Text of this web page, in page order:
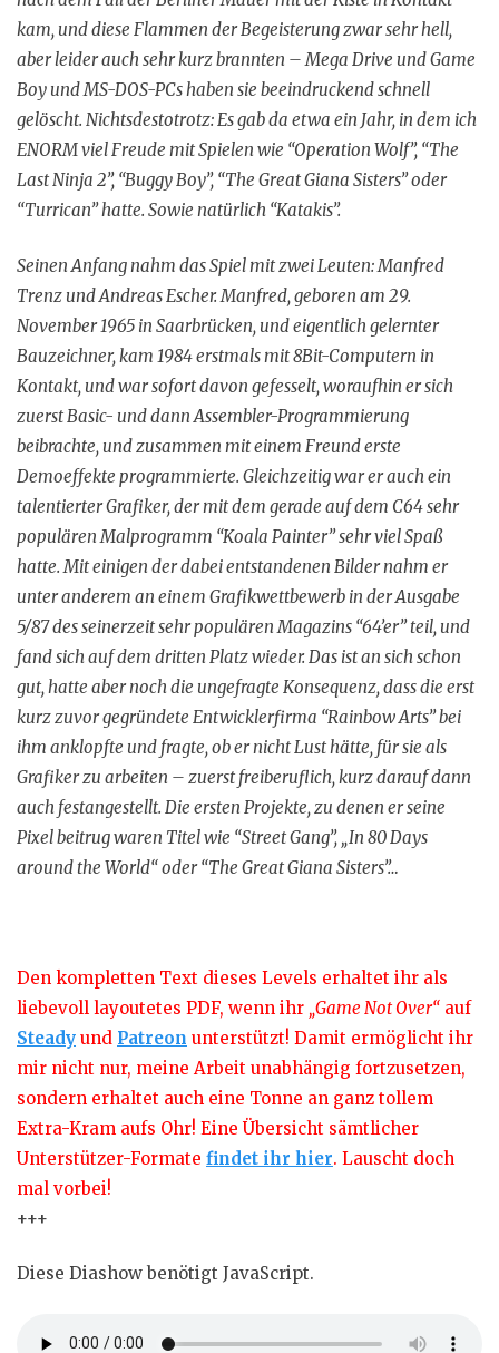
kam, und diese Flammen der Begeisterung zwar sehr hell,
aber leider auch sehr kurz brannten – Mega Drive und Game
Boy und MS-DOS-PCs haben sie beeindruckend schnell
gelöscht. Nichtsdestotrotz: Es gab da etwa ein Jahr, in dem ich
ENORM viel Freude mit Spielen wie “Operation Wolf”, “The
Last Ninja 2”, “Buggy Boy”, “The Great Giana Sisters” oder
“Turrican” hatte. Sowie natürlich “Katakis”.
Seinen Anfang nahm das Spiel mit zwei Leuten: Manfred
Trenz und Andreas Escher. Manfred, geboren am 29.
November 1965 in Saarbrücken, und eigentlich gelernter
Bauzeichner, kam 1984 erstmals mit 8Bit-Computern in
Kontakt, und war sofort davon gefesselt, woraufhin er sich
zuerst Basic- und dann Assembler-Programmierung
beibrachte, und zusammen mit einem Freund erste
Demoeffekte programmierte. Gleichzeitig war er auch ein
talentierter Grafiker, der mit dem gerade auf dem C64 sehr
populären Malprogramm “Koala Painter” sehr viel Spaß
hatte. Mit einigen der dabei entstandenen Bilder nahm er
unter anderem an einem Grafikwettbewerb in der Ausgabe
5/87 des seinerzeit sehr populären Magazins “64’er” teil, und
fand sich auf dem dritten Platz wieder. Das ist an sich schon
gut, hatte aber noch die ungefragte Konsequenz, dass die erst
kurz zuvor gegründete Entwicklerfirma “Rainbow Arts” bei
ihm anklopfte und fragte, ob er nicht Lust hätte, für sie als
Grafiker zu arbeiten – zuerst freiberuflich, kurz darauf dann
auch festangestellt. Die ersten Projekte, zu denen er seine
Pixel beitrug waren Titel wie “Street Gang”, „In 80 Days
around the World“ oder “The Great Giana Sisters”…
Den kompletten Text dieses Levels erhaltet ihr als
liebevoll layoutetes PDF, wenn ihr „Game Not Over“ auf
Steady und Patreon unterstützt! Damit ermöglicht ihr
mir nicht nur, meine Arbeit unabhängig fortzusetzen,
sondern erhaltet auch eine Tonne an ganz tollem
Extra-Kram aufs Ohr! Eine Übersicht sämtlicher
Unterstützer-Formate findet ihr hier. Lauscht doch
mal vorbei!
+++
Diese Diashow benötigt JavaScript.